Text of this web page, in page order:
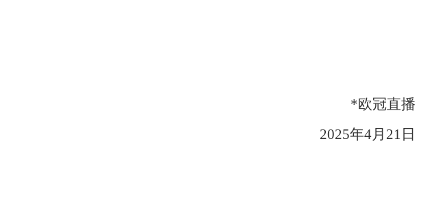
*欧冠直播
2025年4月21日